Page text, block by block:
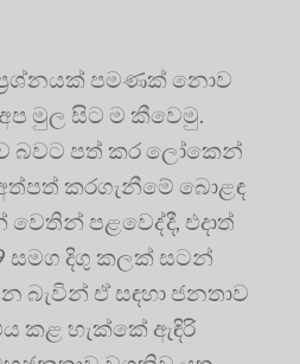
පමණක් නොව
මුල සිට ම කීවෙමු.
බවට පත් කර ලෝකෙන්
කරගැනීමේ බොළඳ
පළවෙද්දී, එදාත්
සමග දිගු කලක් සටන්
බැවින් ඒ සඳහා ජනතාව
කළ හැක්කේ ඇඳිරි